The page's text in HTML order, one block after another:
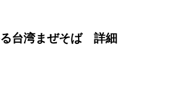
台湾まぜそば 詳細